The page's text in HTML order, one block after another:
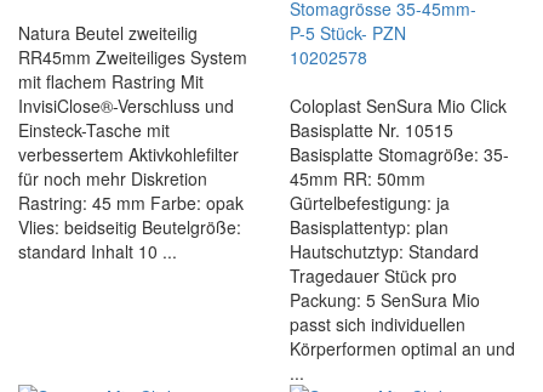
Natura Beutel zweiteilig
RR45mm Zweiteiliges System
mit flachem Rastring Mit
InvisiClose®-Verschluss und
Einsteck-Tasche mit
verbessertem Aktivkohlefilter
für noch mehr Diskretion
Rastring: 45 mm Farbe: opak
Vlies: beidseitig Beutelgröße:
standard Inhalt 10 ...
Coloplast SenSura Mio Click
Basisplatte Nr. 10515
Basisplatte Stomagröße: 35-
45mm RR: 50mm
Gürtelbefestigung: ja
Basisplattentyp: plan
Hautschutztyp: Standard
Tragedauer Stück pro
Packung: 5 SenSura Mio
passt sich individuellen
Körperformen optimal an und
...